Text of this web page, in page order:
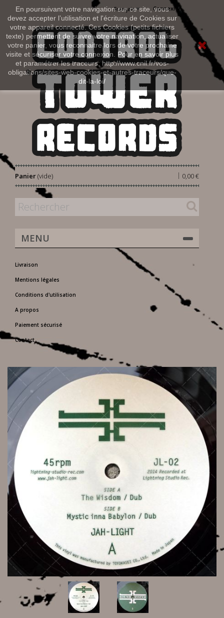
En poursuivant votre navigation sur ce site, vous
devez accepter l’utilisation et l'écriture de Cookies sur
votre appareil connecté. Ces Cookies (petits fichiers
texte) permettent de suivre votre navigation, actualiser
votre panier, vous reconnaitre lors de votre prochaine
visite et sécuriser votre connexion. Pour en savoir plus
et paramétrer les traceurs: http://www.cnil.fr/vos-
obligations/sites-web-cookies-et-autres-traceurs/que-
dit-la-loi/
Connexion
Français
Panier 0,00 €
|
(vide)
MENU
Livraison
Mentions légales
Conditions d'utilisation
A propos
Paiement sécurisé
Contact